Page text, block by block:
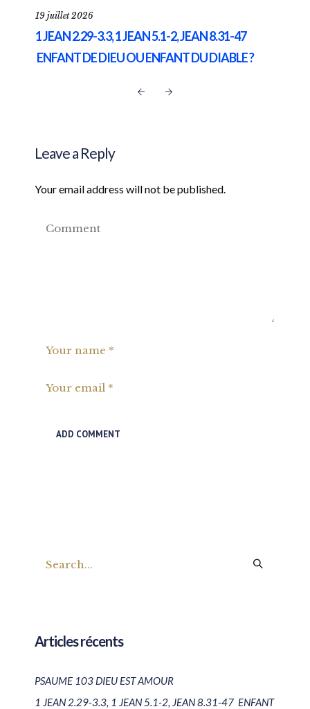
19 juillet 2026
1 JEAN 2.29-3.3, 1 JEAN 5.1-2, JEAN 8.31-47
ENFANT DE DIEU OU ENFANT DU DIABLE ?
Leave a Reply
Your email address will not be published.
Articles récents
PSAUME 103 DIEU EST AMOUR
1 JEAN 2.29-3.3, 1 JEAN 5.1-2, JEAN 8.31-47 ENFANT